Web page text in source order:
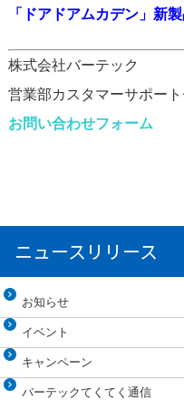
「ドアドアムカデン」新
株式会社バーテック
営業部カスタマーサポート
お問い合わせフォーム
ニュースリリース
お知らせ
イベント
キャンペーン
バーテックてくてく通信